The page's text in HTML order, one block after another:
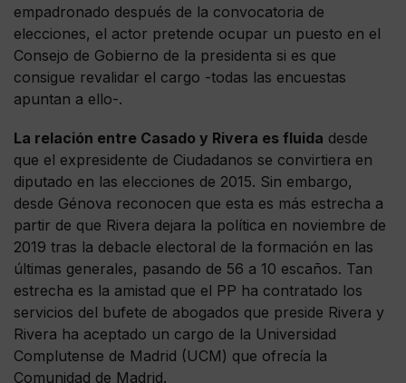
empadronado después de la convocatoria de
elecciones, el actor pretende ocupar un puesto en el
Consejo de Gobierno de la presidenta si es que
consigue revalidar el cargo -todas las encuestas
apuntan a ello-.
La relación entre Casado y Rivera es fluida desde
que el expresidente de Ciudadanos se convirtiera en
diputado en las elecciones de 2015. Sin embargo,
desde Génova reconocen que esta es más estrecha a
partir de que Rivera dejara la política en noviembre de
2019 tras la debacle electoral de la formación en las
últimas generales, pasando de 56 a 10 escaños. Tan
estrecha es la amistad que el PP ha contratado los
servicios del bufete de abogados que preside Rivera y
Rivera ha aceptado un cargo de la Universidad
Complutense de Madrid (UCM) que ofrecía la
Comunidad de Madrid.